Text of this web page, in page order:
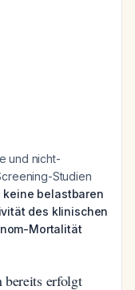
und nicht-
Studien
keine belastbaren
des klinischen
Mortalität
bereits erfolgt